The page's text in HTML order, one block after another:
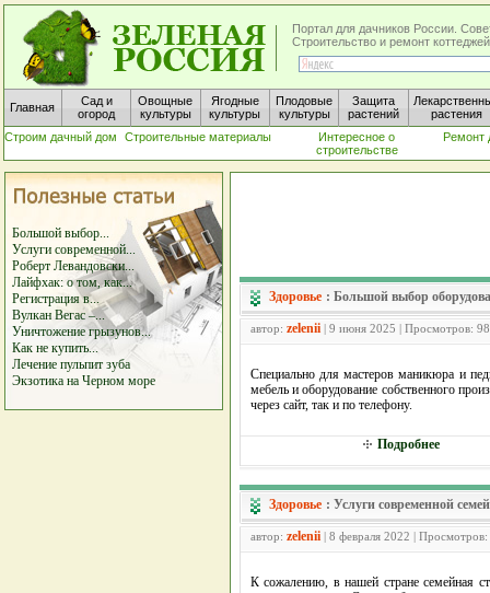
Портал для дачников России.
Строительство и ремонт
Главная
Сад и
огород
Овощные
культуры
Ягодные
культуры
Плодовые
культуры
Защита
растений
растения
Строим дачный дом
Строительные материалы
Интересное о
строительстве
Ремонт
Большой выбор...
Услуги современной...
Роберт Левандовски...
Лайфхак: о том, как...
Регистрация в...
Вулкан Вегас –...
Уничтожение грызунов...
Как не купить...
Лечение пульпит зуба
Экзотика на Черном море
Здоровье : Большой выбор
автор: zelenii | 9 июня 2025 | Просмотров:
Специально для мастеров маникюра и
мебель и оборудование собственного
через сайт, так и по телефону.
Подробнее
Здоровье : Услуги современной
автор: zelenii | 8 февраля 2022 |
К сожалению, в нашей стране семейная